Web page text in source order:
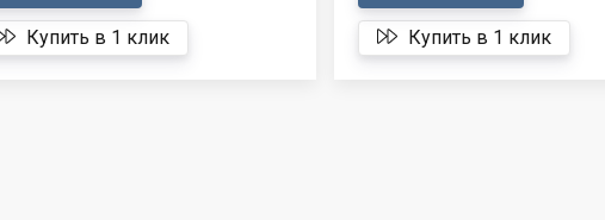
Купить в 1 клик Купить в 1 клик